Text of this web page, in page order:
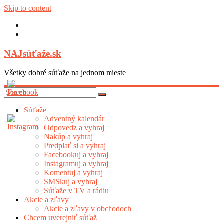
Skip to content
NAJsúťaže.sk
Všetky dobré súťaže na jednom mieste
Súťaže
Adventný kalendár
Odpovedz a vyhraj
Nakúp a vyhraj
Predplať si a vyhraj
Facebookuj a vyhraj
Instagramuj a vyhraj
Komentuj a vyhraj
SMSkuj a vyhraj
Súťaže v TV a rádiu
Akcie a zľavy
Akcie a zľavy v obchodoch
Chcem uverejniť súťaž